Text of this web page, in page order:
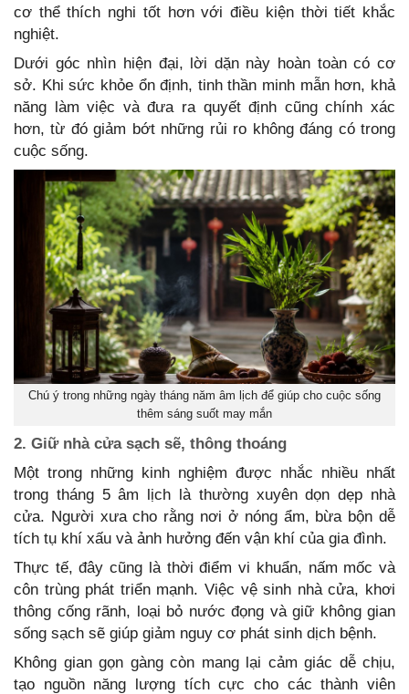
cơ thể thích nghi tốt hơn với điều kiện thời tiết khắc
nghiệt.
Dưới góc nhìn hiện đại, lời dặn này hoàn toàn có cơ
sở. Khi sức khỏe ổn định, tinh thần minh mẫn hơn, khả
năng làm việc và đưa ra quyết định cũng chính xác
hơn, từ đó giảm bớt những rủi ro không đáng có trong
cuộc sống.
Chú ý trong những ngày tháng năm âm lịch để giúp cho cuộc sống
thêm sáng suốt may mắn
2. Giữ nhà cửa sạch sẽ, thông thoáng
Một trong những kinh nghiệm được nhắc nhiều nhất
trong tháng 5 âm lịch là thường xuyên dọn dẹp nhà
cửa. Người xưa cho rằng nơi ở nóng ẩm, bừa bộn dễ
tích tụ khí xấu và ảnh hưởng đến vận khí của gia đình.
Thực tế, đây cũng là thời điểm vi khuẩn, nấm mốc và
côn trùng phát triển mạnh. Việc vệ sinh nhà cửa, khơi
thông cống rãnh, loại bỏ nước đọng và giữ không gian
sống sạch sẽ giúp giảm nguy cơ phát sinh dịch bệnh.
Không gian gọn gàng còn mang lại cảm giác dễ chịu,
tạo nguồn năng lượng tích cực cho các thành viên